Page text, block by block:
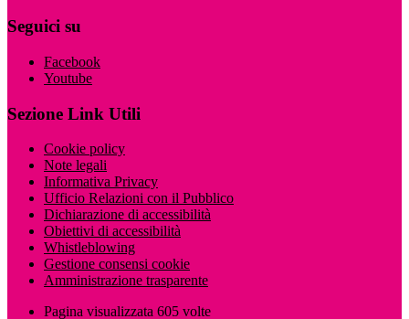
Seguici su
Facebook
Youtube
Sezione Link Utili
Cookie policy
Note legali
Informativa Privacy
Ufficio Relazioni con il Pubblico
Dichiarazione di accessibilità
Obiettivi di accessibilità
Whistleblowing
Gestione consensi cookie
Amministrazione trasparente
Pagina visualizzata 605 volte